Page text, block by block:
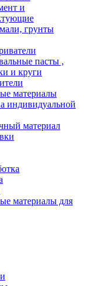
и
грунты
пасты ,
и круги
материалы
индивидуальной
материал
материалы для